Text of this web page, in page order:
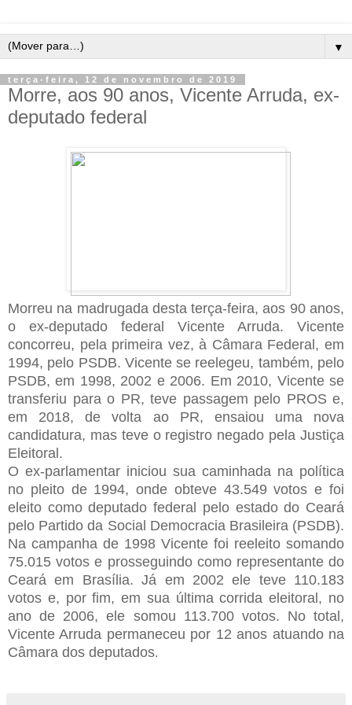
▼
terça-feira, 12 de novembro de 2019
Morre, aos 90 anos, Vicente Arruda, ex-
deputado federal
Morreu na madrugada desta terça-feira, aos 90 anos,
o ex-deputado federal Vicente Arruda. Vicente
concorreu, pela primeira vez, à Câmara Federal, em
1994, pelo PSDB. Vicente se reelegeu, também, pelo
PSDB, em 1998, 2002 e 2006. Em 2010, Vicente se
transferiu para o PR, teve passagem pelo PROS e,
em 2018, de volta ao PR, ensaiou uma nova
candidatura, mas teve o registro negado pela Justiça
Eleitoral.
O ex-parlamentar iniciou sua caminhada na política
no pleito de 1994, onde obteve 43.549 votos e foi
eleito como deputado federal pelo estado do Ceará
pelo Partido da Social Democracia Brasileira (PSDB).
Na campanha de 1998 Vicente foi reeleito somando
75.015 votos e prosseguindo como representante do
Ceará em Brasília. Já em 2002 ele teve 110.183
votos e, por fim, em sua última corrida eleitoral, no
ano de 2006, ele somou 113.700 votos. No total,
Vicente Arruda permaneceu por 12 anos atuando na
Câmara dos deputados.